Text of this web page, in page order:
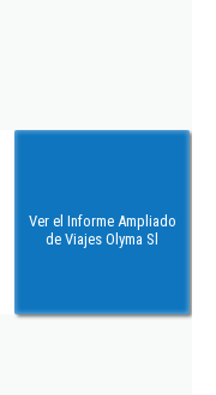
Ver el Informe Ampliado
de Viajes Olyma Sl